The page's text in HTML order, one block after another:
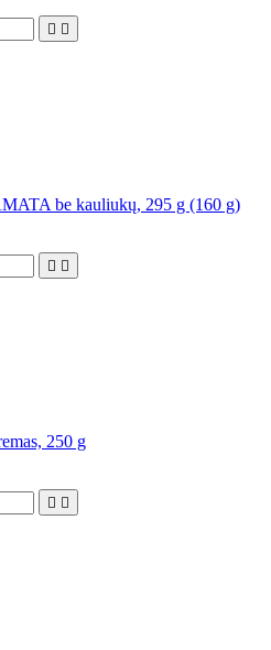
 
be kauliukų, 295 g (160 g)
 
250 g
 